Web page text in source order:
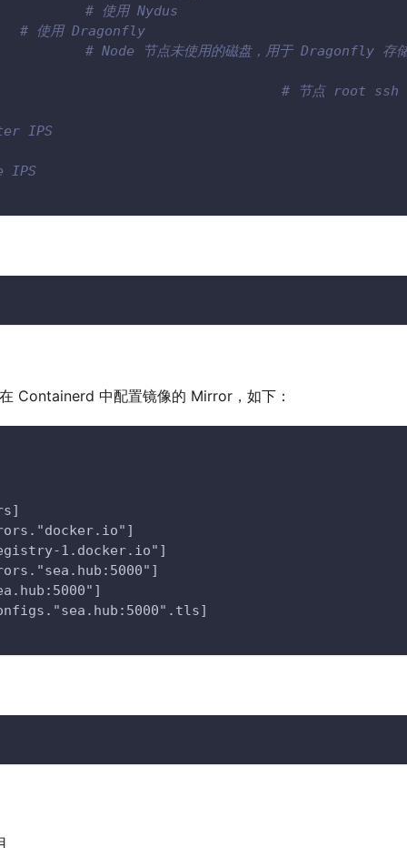
# 使用 Nydus
# 使用 Dragonfly
# Node 节点未使用的磁盘，用于 Dragonfly 存
# 节点 root ssh
IPS
IPS
Containerd 中配置镜像的 Mirror，如下：
1.docker.io"]